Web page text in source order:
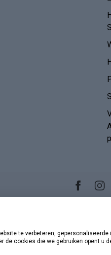
© Copyright 2026
te verbeteren, gepersonaliseerde
de cookies die we gebruiken opent u